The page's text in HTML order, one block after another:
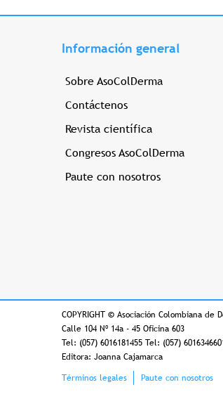
Información general
Sobre AsoColDerma
Contáctenos
Revista científica
Congresos AsoColDerma
Paute con nosotros
COPYRIGHT © Asociación Colombiana de
Calle 104 Nº 14a - 45 Oficina 603
Tel: (057) 6016181455 Tel: (057)
Editora: Joanna Cajamarca
Footer
Términos legales Paute con nosotros